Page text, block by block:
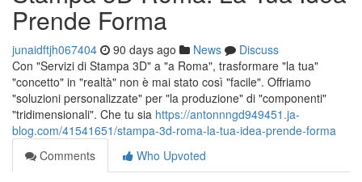
Prende Forma
junaidftjh067404 90 days ago News
Discuss
Con "Servizi di Stampa 3D" a "a Roma", trasformare "la tua"
"concetto" in "realtà" non è mai stato così "facile". Offriamo
"soluzioni personalizzate" per "la produzione" di "componenti"
"tridimensionali". Che tu sia https://antonnngd949451.ja-
blog.com/41541651/stampa-3d-roma-la-tua-idea-prende-forma
Comments
Who Upvoted